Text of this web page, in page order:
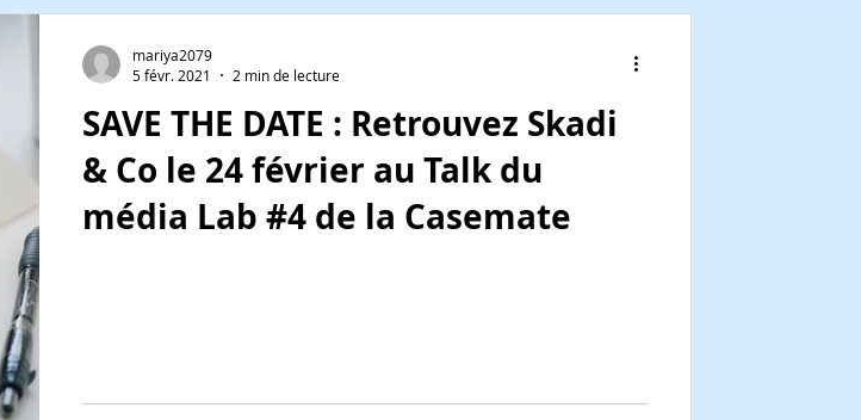
SAVE THE DATE : Retrouvez Skadi
& Co le 24 février au Talk du
média Lab #4 de la Casemate
mariya2079
5 févr. 2021
2 min de lecture